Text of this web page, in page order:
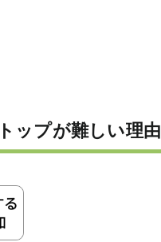
ップが難しい理由